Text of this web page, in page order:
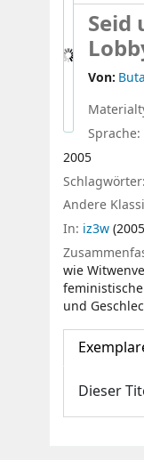
Seid
Von:
Sprache:
2005
Schlagwörter:
Andere
In: iz3w
wie
und
Dieser